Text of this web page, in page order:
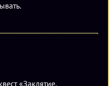
«Заклятие.